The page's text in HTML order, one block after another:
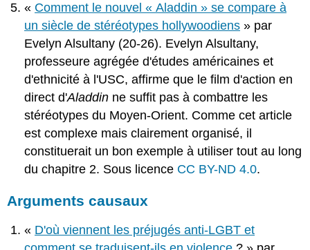
« Comment le nouvel « Aladdin » se compare à
un siècle de stéréotypes hollywoodiens » par
Evelyn Alsultany (20-26). Evelyn Alsultany,
professeure agrégée d'études américaines et
d'ethnicité à l'USC, affirme que le film d'action en
direct d'Aladdin ne suffit pas à combattre les
stéréotypes du Moyen-Orient. Comme cet article
est complexe mais clairement organisé, il
constituerait un bon exemple à utiliser tout au long
du chapitre 2. Sous licence CC BY-ND 4.0.
Arguments causaux
« D'où viennent les préjugés anti-LGBT et